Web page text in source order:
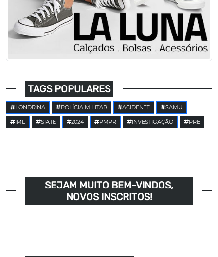
TAGS POPULARES
LONDRINA POLÍCIA MILITAR ACIDENTE SAMU
IML SIATE 2024 PMPR INVESTIGAÇÃO PRE
SEJAM MUITO BEM-VINDOS,
NOVOS INSCRITOS!